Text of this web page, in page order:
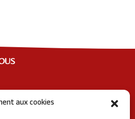
aux cookies